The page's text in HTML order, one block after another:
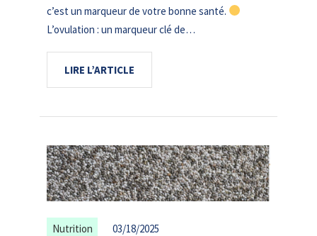
c’est un marqueur de votre bonne santé.
L’ovulation : un marqueur clé de…
LIRE L’ARTICLE
Nutrition 03/18/2025